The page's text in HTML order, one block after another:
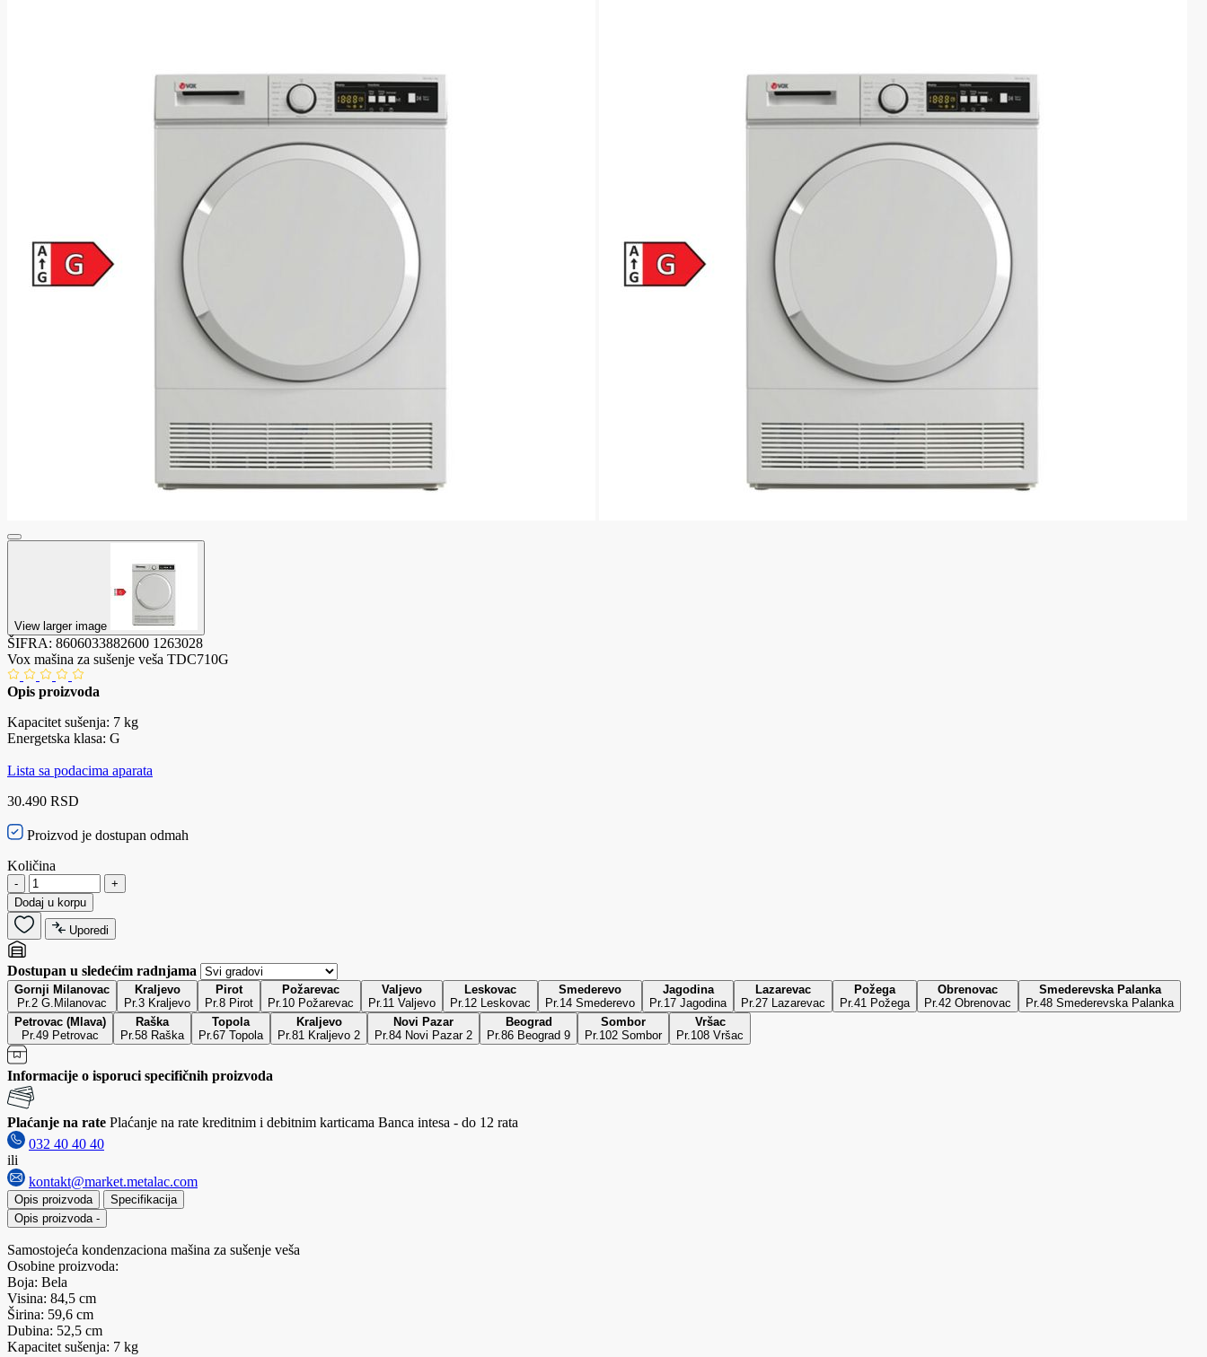
View larger image
ŠIFRA: 8606033882600 1263028
Vox mašina za sušenje veša TDC710G
Opis proizvoda
Kapacitet sušenja: 7 kg
Energetska klasa: G
Lista sa podacima aparata
30.490 RSD
Proizvod je dostupan odmah
Količina
-
+
Dodaj u korpu
Uporedi
Dostupan u sledećim radnjama
Gornji Milanovac
Pr.2 G.Milanovac
Kraljevo
Pr.3 Kraljevo
Pirot
Pr.8 Pirot
Požarevac
Pr.10 Požarevac
Valjevo
Pr.11 Valjevo
Leskovac
Pr.12 Leskovac
Smederevo
Pr.14 Smederevo
Jagodina
Pr.17 Jagodina
Lazarevac
Pr.27 Lazarevac
Požega
Pr.41 Požega
Obrenovac
Pr.42 Obrenovac
Smederevska Palanka
Pr.48 Smederevska Palanka
Petrovac (Mlava)
Pr.49 Petrovac
Raška
Pr.58 Raška
Topola
Pr.67 Topola
Kraljevo
Pr.81 Kraljevo 2
Novi Pazar
Pr.84 Novi Pazar 2
Beograd
Pr.86 Beograd 9
Sombor
Pr.102 Sombor
Vršac
Pr.108 Vršac
Informacije o isporuci specifičnih proizvoda
Plaćanje na rate Plaćanje na rate kreditnim i debitnim karticama Banca intesa - do 12 rata
032 40 40 40
ili
kontakt@market.metalac.com
Opis proizvoda
Specifikacija
Opis proizvoda -
Samostojeća kondenzaciona mašina za sušenje veša
Osobine proizvoda:
Boja: Bela
Visina: 84,5 cm
Širina: 59,6 cm
Dubina: 52,5 cm
Kapacitet sušenja: 7 kg